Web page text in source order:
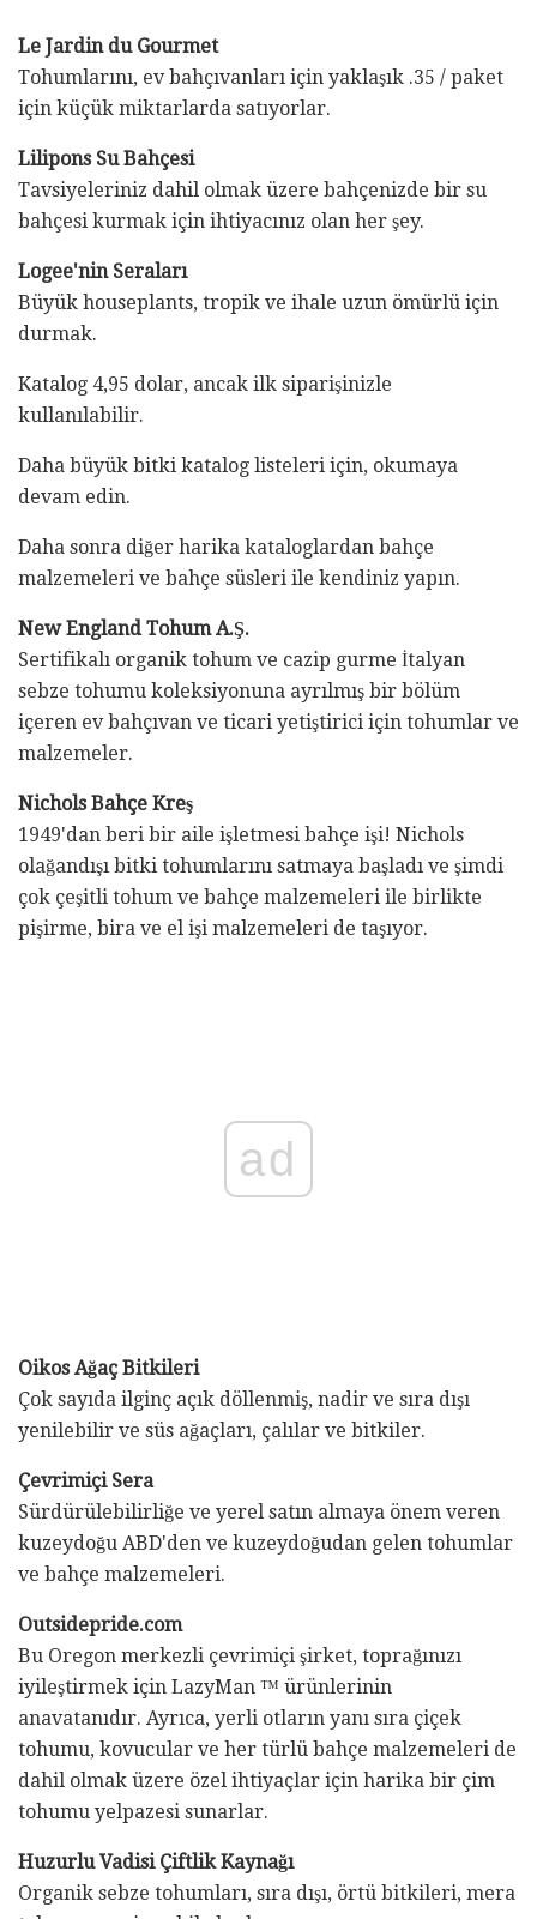
Le Jardin du Gourmet
Tohumlarını, ev bahçıvanları için yaklaşık .35 / paket
için küçük miktarlarda satıyorlar.
Lilipons Su Bahçesi
Tavsiyeleriniz dahil olmak üzere bahçenizde bir su
bahçesi kurmak için ihtiyacınız olan her şey.
Logee'nin Seraları
Büyük houseplants, tropik ve ihale uzun ömürlü için
durmak.
Katalog 4,95 dolar, ancak ilk siparişinizle
kullanılabilir.
Daha büyük bitki katalog listeleri için, okumaya
devam edin.
Daha sonra diğer harika kataloglardan bahçe
malzemeleri ve bahçe süsleri ile kendiniz yapın.
New England Tohum A.Ş.
Sertifikalı organik tohum ve cazip gurme İtalyan
sebze tohumu koleksiyonuna ayrılmış bir bölüm
içeren ev bahçıvan ve ticari yetiştirici için tohumlar ve
malzemeler.
Nichols Bahçe Kreş
1949'dan beri bir aile işletmesi bahçe işi! Nichols
olağandışı bitki tohumlarını satmaya başladı ve şimdi
çok çeşitli tohum ve bahçe malzemeleri ile birlikte
pişirme, bira ve el işi malzemeleri de taşıyor.
ad
Oikos Ağaç Bitkileri
Çok sayıda ilginç açık döllenmiş, nadir ve sıra dışı
yenilebilir ve süs ağaçları, çalılar ve bitkiler.
Çevrimiçi Sera
Sürdürülebilirliğe ve yerel satın almaya önem veren
kuzeydoğu ABD'den ve kuzeydoğudan gelen tohumlar
ve bahçe malzemeleri.
Outsidepride.com
Bu Oregon merkezli çevrimiçi şirket, toprağınızı
iyileştirmek için LazyMan ™ ürünlerinin
anavatanıdır. Ayrıca, yerli otların yanı sıra çiçek
tohumu, kovucular ve her türlü bahçe malzemeleri de
dahil olmak üzere özel ihtiyaçlar için harika bir çim
tohumu yelpazesi sunarlar.
Huzurlu Vadisi Çiftlik Kaynağı
Organik sebze tohumları, sıra dışı, örtü bitkileri, mera